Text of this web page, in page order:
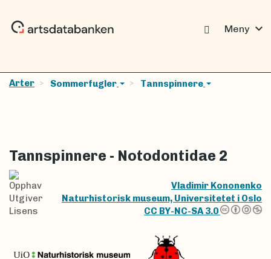
Meny expand_more
Arter Sommerfugler Tannspinnere
Tannspinnere - Notodontidae 2
Opphav
Vladimir Kononenko
Utgiver
Naturhistorisk museum, Universitetet i Oslo
Lisens
CC BY-NC-SA 3.0